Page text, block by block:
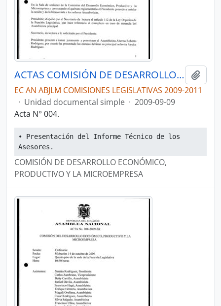
ACTAS COMISIÓN DE DESARROLLO ECONÓMICO, PRODUCTIVO Y LA MICROEMPRESA
EC AN ABJLM COMISIONES LEGISLATIVAS 2009-2011
· Unidad documental simple · 2009-09-09
Acta N° 004.
• Presentación del Informe Técnico de los
Asesores.
COMISIÓN DE DESARROLLO ECONÓMICO,
PRODUCTIVO Y LA MICROEMPRESA